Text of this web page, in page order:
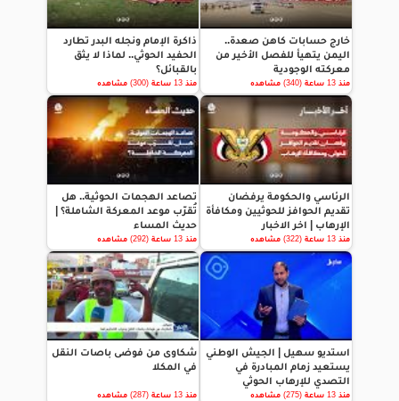
خارج حسابات كاهن صعدة..
اليمن يتهيأ للفصل الأخير من
معركته الوجودية
منذ 13 ساعة (340) مشاهده
ذاكرة الإمام ونجله البدر تطارد
الحفيد الحوثي.. لماذا لا يثق
بالقبائل؟
منذ 13 ساعة (300) مشاهده
الرئاسي والحكومة يرفضان
تقديم الحوافز للحوثيين ومكافأة
الإرهاب | اخر الاخبار
منذ 13 ساعة (322) مشاهده
تصاعد الهجمات الحوثية.. هل
تُقرّب موعد المعركة الشاملة؟ |
حديث المساء
منذ 13 ساعة (292) مشاهده
استديو سهيل | الجيش الوطني
يستعيد زمام المبادرة في
التصدي للإرهاب الحوثي
منذ 13 ساعة (275) مشاهده
شكاوى من فوضى باصات النقل
في المكلا
منذ 13 ساعة (287) مشاهده